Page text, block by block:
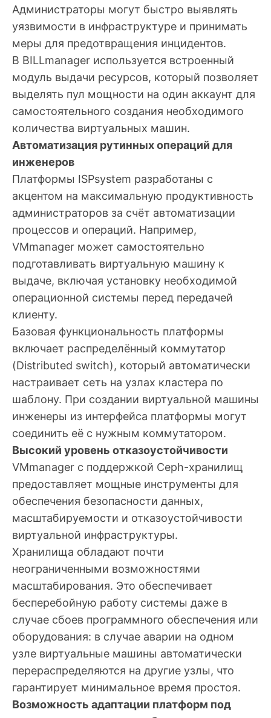
Администраторы могут быстро выявлять
уязвимости в инфраструктуре и принимать
меры для предотвращения инцидентов.
В BILLmanager используется встроенный
модуль выдачи ресурсов, который позволяет
выделять пул мощности на один аккаунт для
самостоятельного создания необходимого
количества виртуальных машин.
Автоматизация рутинных операций для
инженеров
Платформы ISPsystem разработаны с
акцентом на максимальную продуктивность
администраторов за счёт автоматизации
процессов и операций. Например,
VMmanager может самостоятельно
подготавливать виртуальную машину к
выдаче, включая установку необходимой
операционной системы перед передачей
клиенту.
Базовая функциональность платформы
включает распределённый коммутатор
(Distributed switch), который автоматически
настраивает сеть на узлах кластера по
шаблону. При создании виртуальной машины
инженеры из интерфейса платформы могут
соединить её с нужным коммутатором.
Высокий уровень отказоустойчивости
VMmanager с поддержкой Ceph-хранилищ
предоставляет мощные инструменты для
обеспечения безопасности данных,
масштабируемости и отказоустойчивости
виртуальной инфраструктуры.
Хранилища обладают почти
неограниченными возможностями
масштабирования. Это обеспечивает
бесперебойную работу системы даже в
случае сбоев программного обеспечения или
оборудования: в случае аварии на одном
узле виртуальные машины автоматически
перераспределяются на другие узлы, что
гарантирует минимальное время простоя.
Возможность адаптации платформ под